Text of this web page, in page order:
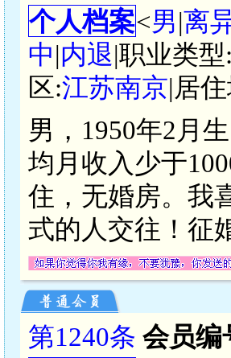
个人档案<男|离
中|内退|职业类型:
区:江苏南京|居
男，1950年2月
均月收入少于
住，无婚房。我
式的人交往！征
第1240条 会员编